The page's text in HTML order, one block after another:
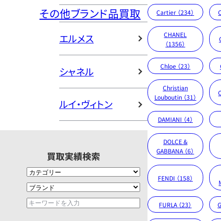
その他ブランド品買取
エルメス
シャネル
ルイ・ヴィトン
買取実績検索
Cartier （234）
CHANEL
（1356）
Chloe （23）
Christian
Louboutin （31）
DAMIANI （4）
DOLCE &
GABBANA （6）
FENDI （158）
FURLA （23）